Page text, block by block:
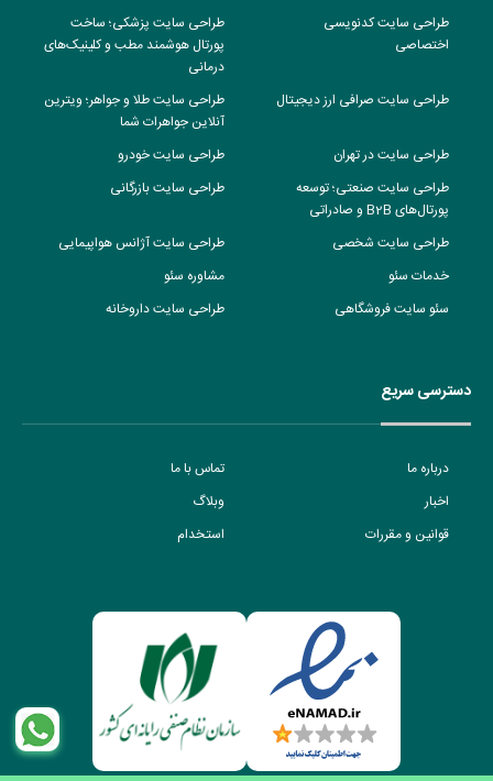
طراحی سایت کدنویسی
اختصاصی
طراحی سایت پزشکی؛ ساخت
پورتال هوشمند مطب و کلینیک‌های
درمانی
طراحی سایت صرافی ارز دیجیتال
طراحی سایت طلا و جواهر؛ ویترین
آنلاین جواهرات شما
طراحی سایت در تهران
طراحی سایت خودرو
طراحی سایت صنعتی؛ توسعه
پورتال‌های B2B و صادراتی
طراحی سایت بازرگانی
طراحی سایت شخصی
طراحی سایت آژانس هواپیمایی
خدمات سئو
مشاوره سئو
سئو سایت فروشگاهی
طراحی سایت داروخانه
دسترسی سریع
درباره ما
تماس با ما
اخبار
وبلاگ
قوانین و مقررات
استخدام